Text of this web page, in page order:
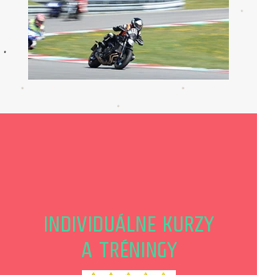
INDIVIDUÁLNE KURZY
A TRÉNINGY